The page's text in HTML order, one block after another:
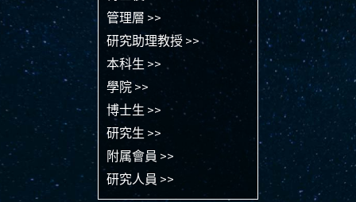
管理層 >>
研究助理教授 >>
本科生 >>
學院 >>
博士生 >>
研究生 >>
附属會員 >>
研究人員 >>